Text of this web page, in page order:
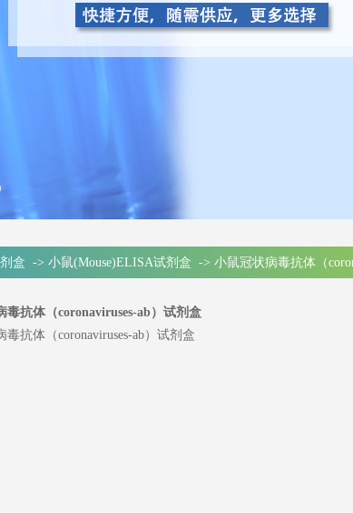
盒 -> 小鼠(Mouse)ELISA试剂盒 -> 小鼠冠状病毒抗体（
毒抗体（coronaviruses-ab）试剂盒
毒抗体（coronaviruses-ab）试剂盒